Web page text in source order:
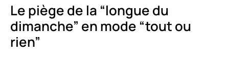
Le piège de la “longue du
dimanche” en mode “tout ou
rien”